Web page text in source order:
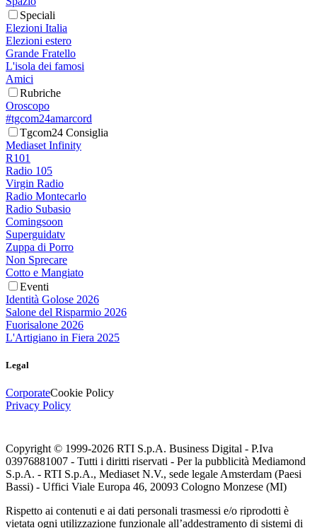
Speciali
Elezioni Italia
Elezioni estero
Grande Fratello
L'isola dei famosi
Amici
Rubriche
Oroscopo
#tgcom24amarcord
Tgcom24 Consiglia
Mediaset Infinity
R101
Radio 105
Virgin Radio
Radio Montecarlo
Radio Subasio
Comingsoon
Superguidatv
Zuppa di Porro
Non Sprecare
Cotto e Mangiato
Eventi
Identità Golose 2026
Salone del Risparmio 2026
Fuorisalone 2026
L'Artigiano in Fiera 2025
Legal
CorporateCookie Policy
Privacy Policy
Copyright © 1999-2026 RTI S.p.A. Business Digital - P.Iva
03976881007 - Tutti i diritti riservati - Per la pubblicità Mediamond
S.p.A. - RTI S.p.A., Mediaset N.V., sede legale Amsterdam (Paesi
Bassi) - Uffici Viale Europa 46, 20093 Cologno Monzese (MI)
Rispetto ai contenuti e ai dati personali trasmessi e/o riprodotti è
vietata ogni utilizzazione funzionale all’addestramento di sistemi di